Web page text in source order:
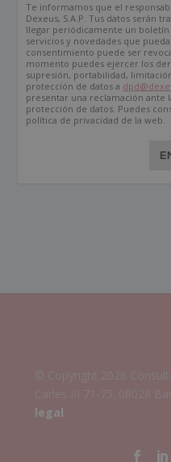
Te informamos que el
Dexeus, S.A.P. Tus datos serán
llegar periódicamente un
servicios y novedades que
consentimiento puede ser
momento puedes ejercer los
supresión, portabilidad,
protección de datos a
presentar una reclamación ante
protección de datos. Puedes
política de privacidad de la web.
legal